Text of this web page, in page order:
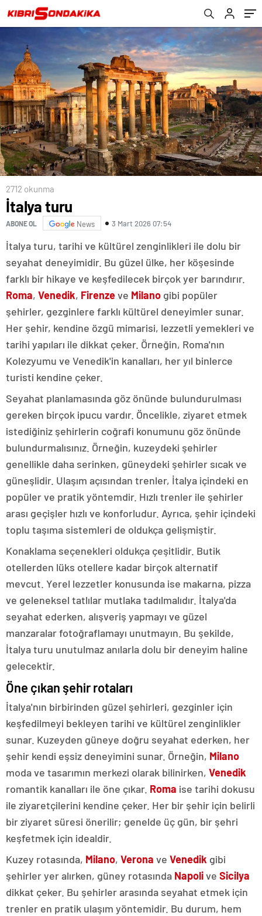
2712 okunma
İtalya turu
ABONE OL News 3 Mart 2026 07:54
İtalya turu, tarihi ve kültürel zenginlikleri ile dolu bir
seyahat deneyimidir. Bu güzel ülke, her köşesinde
farklı bir hikaye ve keşfedilecek birçok yer barındırır.
Roma, Venedik, Firenzeve Milano gibi popüler
şehirler, gezginlere farklı kültürel deneyimler sunar.
Her şehir, kendine özgü mimarisi, lezzetli yemekleri ve
tarihi yapıları ile dikkat çeker. Örneğin, Roma'nın
Kolezyumu ve Venedik'in kanalları, her yıl binlerce
turisti kendine çeker.
Seyahat planlamasında göz önünde bulundurulması
gereken birçok ipucu vardır. Öncelikle, ziyaret etmek
istediğiniz şehirlerin coğrafi konumunu göz önünde
bulundurmalısınız. Örneğin, kuzeydeki şehirler
genellikle daha serinken, güneydeki şehirler sıcak ve
güneşlidir. Ulaşım açısından trenler, İtalya içindeki en
popüler ve pratik yöntemdir. Hızlı trenler ile şehirler
arası geçişler hızlı ve konforludur. Ayrıca, şehir içindeki
toplu taşıma sistemleri de oldukça gelişmiştir.
Konaklama seçenekleri oldukça çeşitlidir. Butik
otellerden lüks otellere kadar birçok alternatif
mevcut. Yerel lezzetler konusunda ise makarna, pizza
ve geleneksel tatlılar mutlaka tadılmalıdır. İtalya'da
seyahat ederken, alışveriş yapmayı ve güzel
manzaralar fotoğraflamayı unutmayın. Bu şekilde,
İtalya turu unutulmaz anılarla dolu bir deneyim haline
gelecektir.
Öne çıkan şehir rotaları
İtalya'nın birbirinden güzel şehirleri, gezginler için
keşfedilmeyi bekleyen tarihi ve kültürel zenginlikler
sunar. Kuzeyden güneye doğru seyahat ederken, her
şehir kendi eşsiz deneyimini sunar. Örneğin, Milano
moda ve tasarımın merkezi olarak bilinirken, Venedik
romantik kanalları ile öne çıkar. Roma ise tarihi dokusu
ile ziyaretçilerini kendine çeker. Her bir şehir için belirli
bir ziyaret süresi önerilir; genelde üç gün, bir şehri
keşfetmek için idealdir.
Kuzey rotasında, Milano, Verona ve Venedik gibi
şehirler yer alırken, güney rotasında Napolive Sicilya
dikkat çeker. Bu şehirler arasında seyahat etmek için
trenler en pratik ulaşım yöntemidir. Bu durum, hem